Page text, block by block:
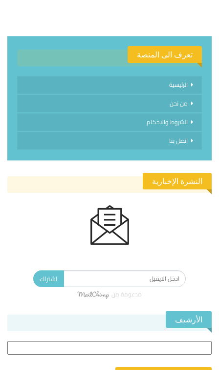
تعرف الى المنصة
الرئيسية
من نحن
الشروط والاحكام
اتصل بنا
النشرة الإخبارية
اشتراك
مدعومة من
الأرشيف